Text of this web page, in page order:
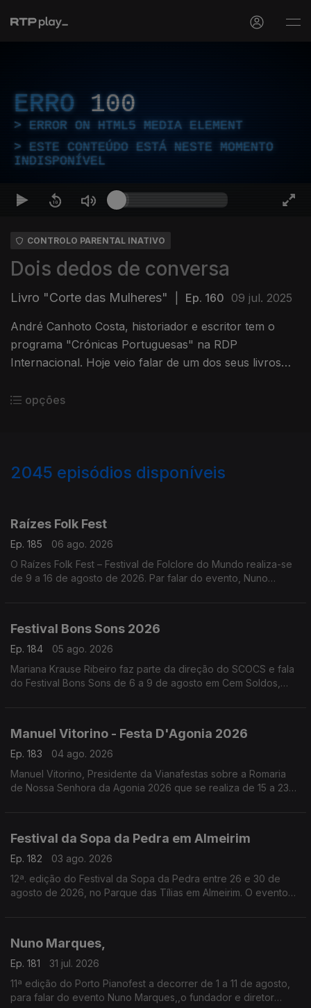
ERRO 100
ERROR ON HTML5 MEDIA ELEMENT
ESTE CONTEÚDO ESTÁ NESTE MOMENTO
INDISPONÍVEL
CONTROLO PARENTAL INATIVO
Dois dedos de conversa
Livro "Corte das Mulheres" Ep. 160 09 jul. 2025
André Canhoto Costa, historiador e escritor tem o
programa "Crónicas Portuguesas" na RDP
Internacional. Hoje veio falar de um dos seus livros
opções
2045 episódios disponíveis
Raízes Folk Fest
Ep. 185
06 ago. 2026
O Raízes Folk Fest – Festival de Folclore do Mundo realiza-se
de 9 a 16 de agosto de 2026. Par falar do evento, Nuno
Festival Bons Sons 2026
Ep. 184
05 ago. 2026
Mariana Krause Ribeiro faz parte da direção do SCOCS e fala
do Festival Bons Sons de 6 a 9 de agosto em Cem Soldos,
Manuel Vitorino - Festa D'Agonia 2026
Ep. 183
04 ago. 2026
Manuel Vitorino, Presidente da Vianafestas sobre a Romaria
de Nossa Senhora da Agonia 2026 que se realiza de 15 a 23
Festival da Sopa da Pedra em Almeirim
Ep. 182
03 ago. 2026
12ª. edição do Festival da Sopa da Pedra entre 26 e 30 de
agosto de 2026, no Parque das Tílias em Almeirim. O evento
O grão-confrade Luís Manso da Confraria Gastronómica de
Almeirim fala sobre este símbolo da gastronomia.
Nuno Marques,
Ep. 181
31 jul. 2026
11ª edição do Porto Pianofest a decorrer de 1 a 11 de agosto,
para falar do evento Nuno Marques,,o fundador e diretor